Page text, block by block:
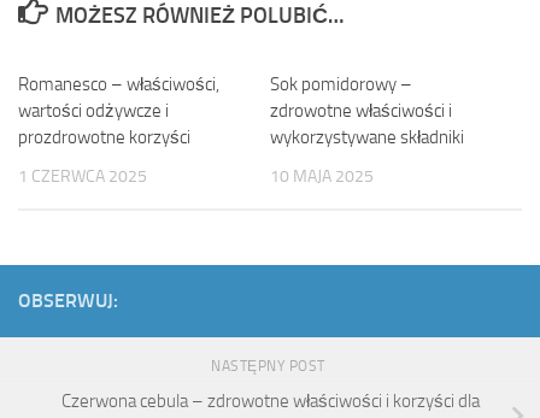
MOŻESZ RÓWNIEŻ POLUBIĆ…
Romanesco – właściwości,
wartości odżywcze i
prozdrowotne korzyści
1 CZERWCA 2025
Sok pomidorowy –
zdrowotne właściwości i
wykorzystywane składniki
10 MAJA 2025
OBSERWUJ:
NASTĘPNY POST
Czerwona cebula – zdrowotne właściwości i korzyści dla